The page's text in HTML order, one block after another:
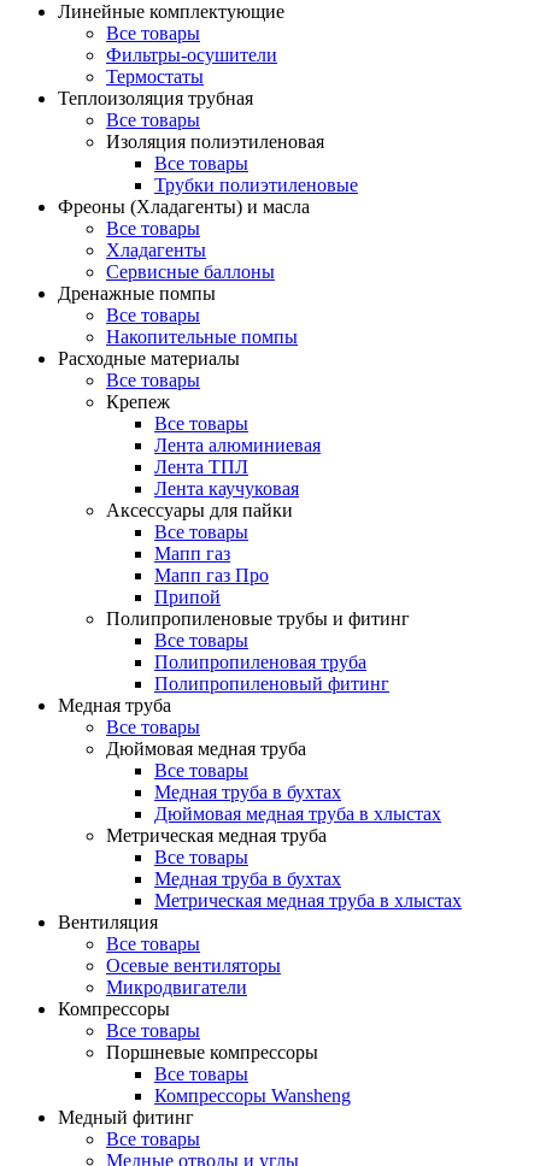
Линейные комплектующие
Все товары
Фильтры-осушители
Термостаты
Теплоизоляция трубная
Все товары
Изоляция полиэтиленовая
Все товары
Трубки полиэтиленовые
Фреоны (Хладагенты) и масла
Все товары
Хладагенты
Сервисные баллоны
Дренажные помпы
Все товары
Накопительные помпы
Расходные материалы
Все товары
Крепеж
Все товары
Лента алюминиевая
Лента ТПЛ
Лента каучуковая
Аксессуары для пайки
Все товары
Мапп газ
Мапп газ Про
Припой
Полипропиленовые трубы и фитинг
Все товары
Полипропиленовая труба
Полипропиленовый фитинг
Медная труба
Все товары
Дюймовая медная труба
Все товары
Медная труба в бухтах
Дюймовая медная труба в хлыстах
Метрическая медная труба
Все товары
Медная труба в бухтах
Метрическая медная труба в хлыстах
Вентиляция
Все товары
Осевые вентиляторы
Микродвигатели
Компрессоры
Все товары
Поршневые компрессоры
Все товары
Компрессоры Wansheng
Медный фитинг
Все товары
Медные отводы и углы